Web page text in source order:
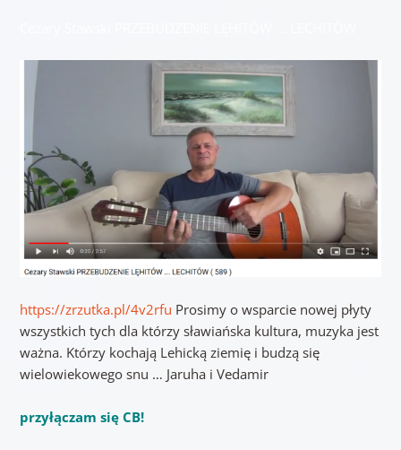
https://zrzutka.pl/4v2rfu Prosimy o wsparcie nowej płyty
wszystkich tych dla którzy sławiańska kultura, muzyka jest
ważna. Którzy kochają Lehicką ziemię i budzą się
wielowiekowego snu … Jaruha i Vedamir
przyłączam się CB!